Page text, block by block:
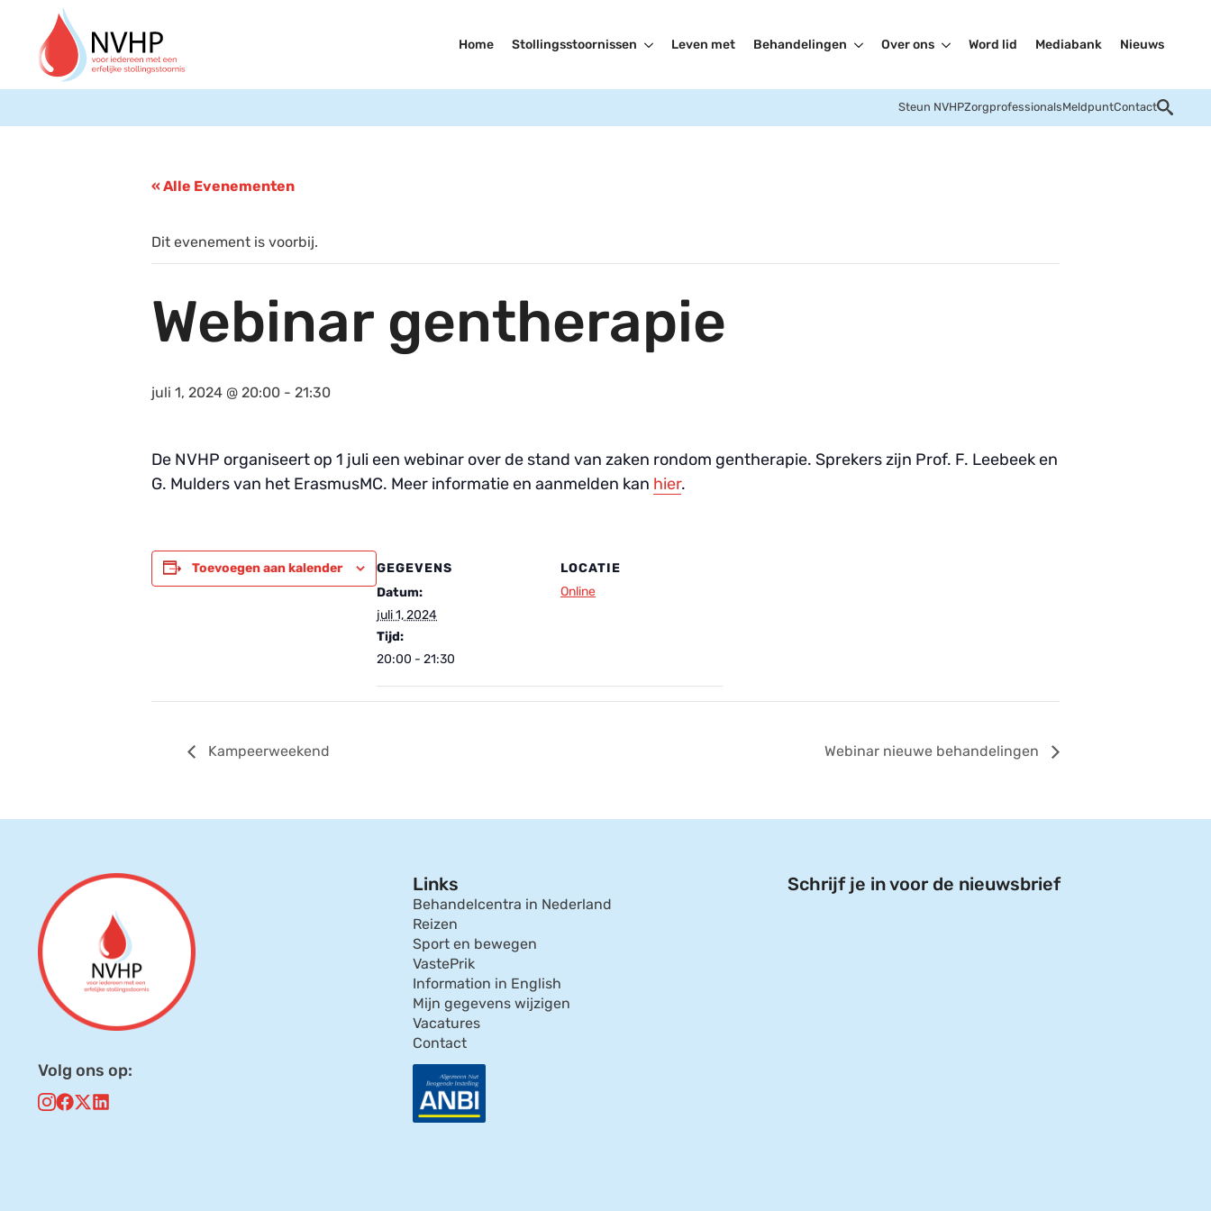
Home Stollingsstoornissen Leven met Behandelingen Over ons Word lid Mediabank Nieuws
Steun NVHPZorgprofessionalsMeldpuntContact
« Alle Evenementen
Dit evenement is voorbij.
Webinar gentherapie
juli 1, 2024 @ 20:00 - 21:30
De NVHP organiseert op 1 juli een webinar over de stand van zaken rondom gentherapie. Sprekers zijn Prof. F. Leebeek en
G. Mulders van het ErasmusMC. Meer informatie en aanmelden kan hier.
Toevoegen aan kalender
GEGEVENS
Datum:
juli 1, 2024
Tijd:
20:00 - 21:30
LOCATIE
Online
Kampeerweekend Webinar nieuwe behandelingen
Volg ons op:
Links
Behandelcentra in Nederland
Reizen
Sport en bewegen
VastePrik
Information in English
Mijn gegevens wijzigen
Vacatures
Contact
Schrijf je in voor de nieuwsbrief